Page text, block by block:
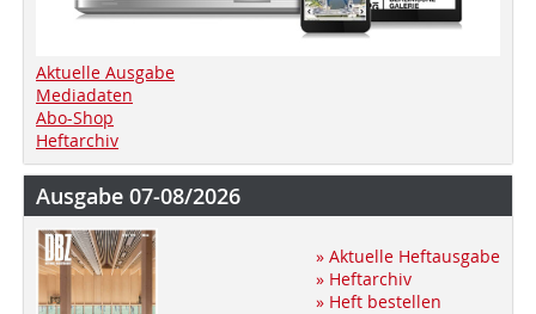
Aktuelle Ausgabe
Mediadaten
Abo-Shop
Heftarchiv
Ausgabe 07-08/2026
» Aktuelle Heftausgabe
» Heftarchiv
» Heft bestellen